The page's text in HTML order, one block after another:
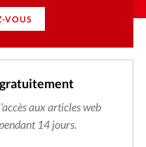
VOUS
aux articles web
14 jours.